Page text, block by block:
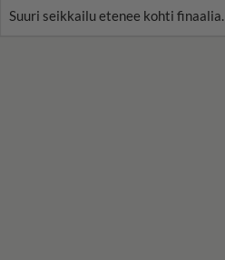
Suuri seikkailu etenee kohti finaalia.